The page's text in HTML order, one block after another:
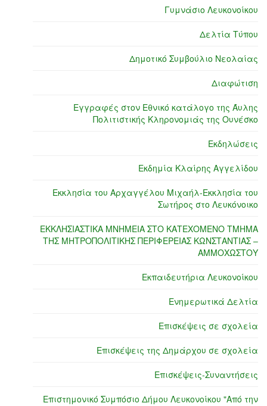
Γυμνάσιο Λευκονοίκου
Δελτία Τύπου
Δημοτικό Συμβούλιο Νεολαίας
Διαφώτιση
Εγγραφές στον Εθνικό κατάλογο της Άυλης
Πολιτιστικής Κληρονομιάς της Ουνέσκο
Εκδηλώσεις
Εκδημία Κλαίρης Αγγελίδου
Εκκλησία του Αρχαγγέλου Μιχαήλ-Εκκλησία του
Σωτήρος στο Λευκόνοικο
ΕΚΚΛΗΣΙΑΣΤΙΚΑ ΜΝΗΜΕΙΑ ΣΤΟ ΚΑΤΕΧΟΜΕΝΟ ΤΜΗΜΑ
ΤΗΣ ΜΗΤΡΟΠΟΛΙΤΙΚΗΣ ΠΕΡΙΦΕΡΕΙΑΣ ΚΩΝΣΤΑΝΤΙΑΣ –
ΑΜΜΟΧΩΣΤΟΥ
Εκπαιδευτήρια Λευκονοίκου
Ενημερωτικά Δελτία
Επισκέψεις σε σχολεία
Επισκέψεις της Δημάρχου σε σχολεία
Επισκέψεις-Συναντήσεις
Επιστημονικό Συμπόσιο Δήμου Λευκονοίκου "Από την